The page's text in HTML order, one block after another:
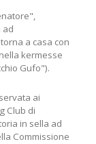
ad
a casa con
kermesse
Gufo").
ai
Club di
in sella ad
Commissione